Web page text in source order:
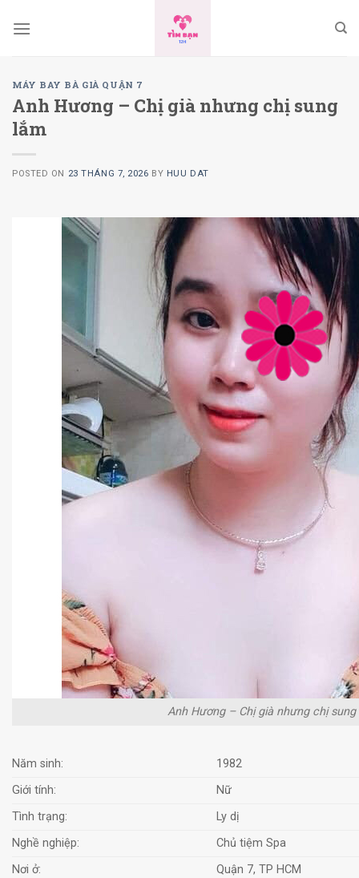
MÁY BAY BÀ GIÀ QUẬN 7
Anh Hương – Chị già nhưng chị sung
lắm
POSTED ON 23 THÁNG 7, 2026 BY HUU DAT
Anh Hương – Chị già nhưng chị sung
Năm sinh:
1982
Giới tính:
Nữ
Tình trạng:
Ly dị
Nghề nghiệp:
Chủ tiệm Spa
Nơi ở:
Quận 7, TP HCM